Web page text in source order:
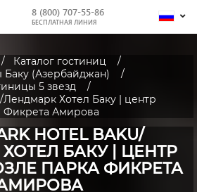
8 (800) 707-55-86
БЕСПЛАТНАЯ ЛИНИЯ
Каталог гостиниц
Баку (Азербайджан)
5 звезд
Хотел Баку | центр
Фикрета Амирова
HOTEL BAKU/
БАКУ | ЦЕНТР
ПАРКА ФИКРЕТА